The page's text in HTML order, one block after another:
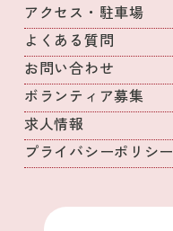
アクセス・駐車場
よくある質問
お問い合わせ
ボランティア募集
求人情報
プライバシーポリシー